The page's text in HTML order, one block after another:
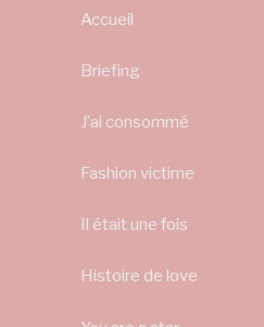
Accueil
Briefing
J’ai consommé
Fashion victime
Il était une fois
Histoire de love